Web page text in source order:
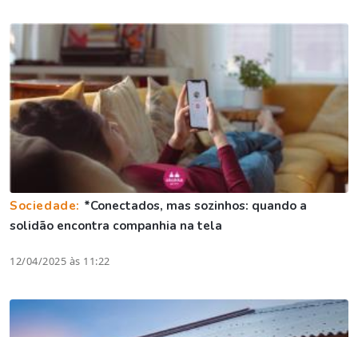
Sociedade: *Conectados, mas sozinhos: quando a
solidão encontra companhia na tela
12/04/2025 às 11:22